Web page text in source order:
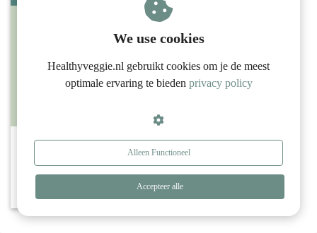
Download (pdf)
Je gegevens zijn veilig
We use cookies
Healthyveggie.nl gebruikt cookies om je de meest
optimale ervaring te bieden privacy policy
Alleen Functioneel
Accepteer alle